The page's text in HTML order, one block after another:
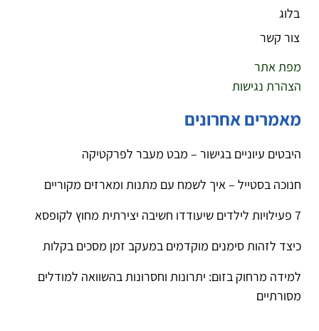
בלוג
צור קשר
מפת אתר
הצהרת נגישות
מאמרים אחרונים
היבטים עיוניים בגישור – מבט מעבר לפרקטיקה
חנוכה בסטייל – איך לשמח עם מתנות ומארזים מקוריים
7 פעילויות לילדים שיעודדו חשיבה יצירתית מחוץ לקופסא
כיצד לזהות סימנים מוקדמים במעקב זמן מסכים בקלות
למידה מרחוק בזום: יתרונות וחסרונות בהשוואה למודלים
מסורתיים